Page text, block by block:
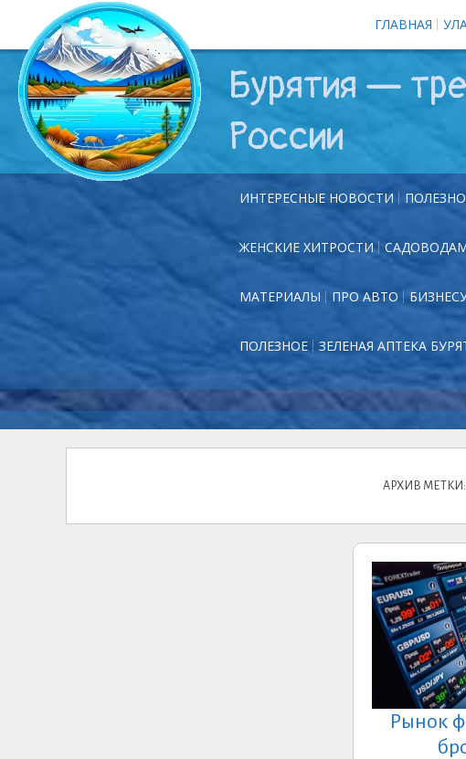
ГЛАВНАЯ
Бурятия —
России
ИНТЕРЕСНЫЕ НОВОСТИ
ЖЕНСКИЕ ХИТРОСТИ
МАТЕРИАЛЫ ПРО АВТО
ПОЛЕЗНОЕ ЗЕЛЕНАЯ АПТЕКА
АРХИВ
Рынок